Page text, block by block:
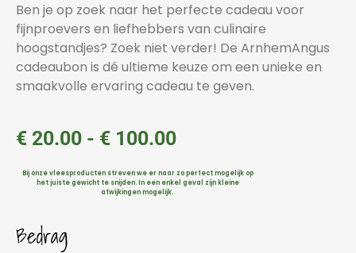
Ben je op zoek naar het perfecte cadeau voor
fijnproevers en liefhebbers van culinaire
hoogstandjes? Zoek niet verder! De ArnhemAngus
cadeaubon is dé ultieme keuze om een unieke en
smaakvolle ervaring cadeau te geven.
€ 20.00 - € 100.00
Bij onze vleesproducten streven we er naar zo perfect mogelijk op
het juiste gewicht te snijden. In een enkel geval zijn kleine
afwijkingen mogelijk.
Bedrag